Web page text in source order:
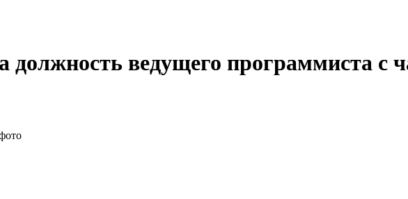
должность ведущего программиста с